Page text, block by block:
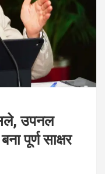
उपनल
पूर्ण साक्षर